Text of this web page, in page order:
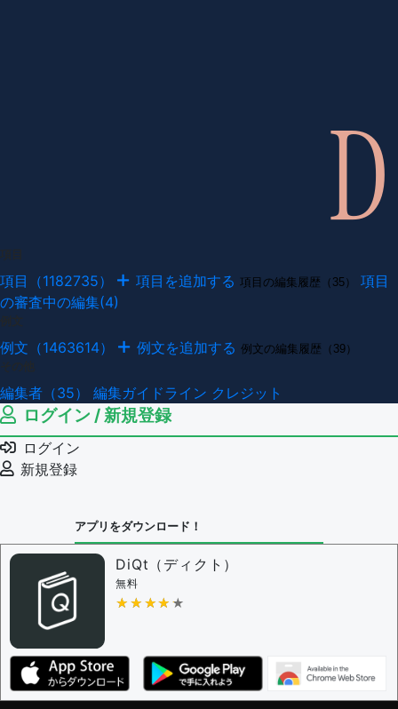
項目（1182735） 項目を追加する 項目の編集履歴（35）
項目
の審査中の編集(4)
例文（1463614） 例文を追加する 例文の編集履歴（39）
編集者（35） 編集ガイドライン クレジット
ログイン / 新規登録
ログイン
新規登録
アプリをダウンロード！
DiQt（ディクト）
無料
★★★★★
★★★★★